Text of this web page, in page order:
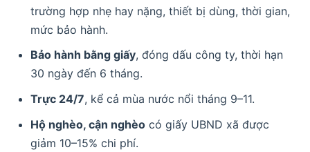
trường hợp nhẹ hay nặng, thiết bị dùng, thời gian,
mức bảo hành.
Bảo hành bằng giấy, đóng dấu công ty, thời hạn
30 ngày đến 6 tháng.
Trực 24/7, kể cả mùa nước nổi tháng 9–11.
Hộ nghèo, cận nghèocó giấy UBND xã được
giảm 10–15% chi phí.